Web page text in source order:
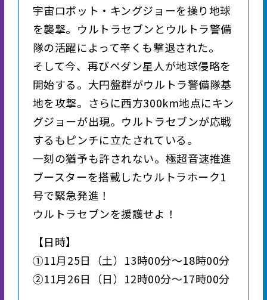
宇宙ロボット・キングジョーを操り地球
を襲撃。ウルトラセブンとウルトラ警備
隊の活躍によって辛くも撃退された。
そして今、再びペダン星人が地球侵略を
開始する。大円盤群がウルトラ警備隊基
地を攻撃。さらに西方300km地点にキン
グジョーが出現。ウルトラセブンが応戦
するもピンチに立たされている。
一刻の猶予も許されない。極超音速推進
ブースターを搭載したウルトラホーク1
号で緊急発進！
ウルトラセブンを援護せよ！
【日時】
①11月25日（土）13時00分～18時00分
②11月26日（日）12時00分～17時00分